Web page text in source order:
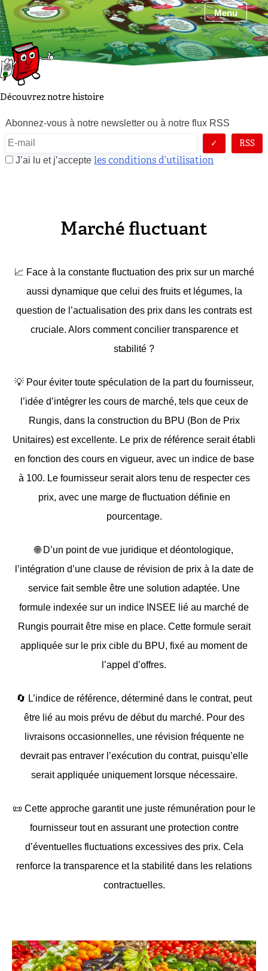
Menu
Découvrez notre histoire
Abonnez-vous à notre newsletter ou à notre flux RSS
RSS
J’ai lu et j’accepteles conditions d’utilisation
Marché fluctuant
📈 Face à la constante fluctuation des prix sur un marché
aussi dynamique que celui des fruits et légumes, la
question de l’actualisation des prix dans les contrats est
cruciale. Alors comment concilier transparence et
stabilité ?
💡 Pour éviter toute spéculation de la part du fournisseur,
l’idée d’intégrer les cours de marché, tels que ceux de
Rungis, dans la construction du BPU (Bon de Prix
Unitaires) est excellente. Le prix de référence serait établi
en fonction des cours en vigueur, avec un indice de base
à 100. Le fournisseur serait alors tenu de respecter ces
prix, avec une marge de fluctuation définie en
pourcentage.
🌐D’un point de vue juridique et déontologique,
l’intégration d’une clause de révision de prix à la date de
service fait semble être une solution adaptée. Une
formule indexée sur un indice INSEE lié au marché de
Rungis pourrait être mise en place. Cette formule serait
appliquée sur le prix cible du BPU, fixé au moment de
l’appel d’offres.
🔄 L’indice de référence, déterminé dans le contrat, peut
être lié au mois prévu de début du marché. Pour des
livraisons occasionnelles, une révision fréquente ne
devrait pas entraver l’exécution du contrat, puisqu’elle
serait appliquée uniquement lorsque nécessaire.
📜 Cette approche garantit une juste rémunération pour le
fournisseur tout en assurant une protection contre
d’éventuelles fluctuations excessives des prix. Cela
renforce la transparence et la stabilité dans les relations
contractuelles.